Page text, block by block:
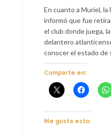
En cuanto a Muriel,
informó que fue
el club donde juega,
delantero
conocer el estado de
Comparte en:
Me gusta esto: